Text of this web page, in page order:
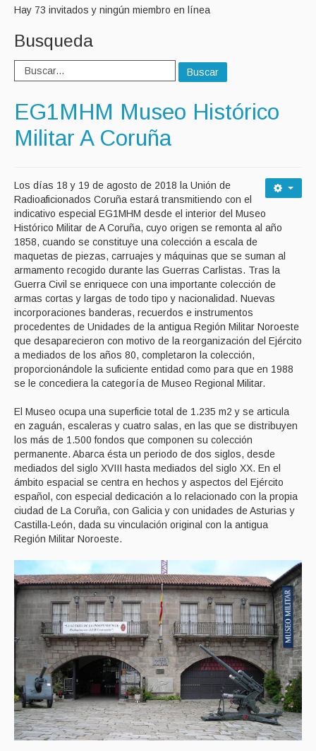
Hay 73 invitados y ningún miembro en línea
Busqueda
Buscar
EG1MHM Museo Histórico
Militar A Coruña
Los días 18 y 19 de agosto de 2018 la Unión de
Radioaficionados Coruña estará transmitiendo con el
indicativo especial EG1MHM desde el interior del Museo
Histórico Militar de A Coruña, cuyo origen se remonta al año
1858, cuando se constituye una colección a escala de
maquetas de piezas, carruajes y máquinas que se suman al
armamento recogido durante las Guerras Carlistas. Tras la
Guerra Civil se enriquece con una importante colección de
armas cortas y largas de todo tipo y nacionalidad. Nuevas
incorporaciones banderas, recuerdos e instrumentos
procedentes de Unidades de la antigua Región Militar Noroeste
que desaparecieron con motivo de la reorganización del Ejército
a mediados de los años 80, completaron la colección,
proporcionándole la suficiente entidad como para que en 1988
se le concediera la categoría de Museo Regional Militar.
El Museo ocupa una superficie total de 1.235 m2 y se articula
en zaguán, escaleras y cuatro salas, en las que se distribuyen
los más de 1.500 fondos que componen su colección
permanente. Abarca ésta un periodo de dos siglos, desde
mediados del siglo XVIII hasta mediados del siglo XX. En el
ámbito espacial se centra en hechos y aspectos del Ejército
español, con especial dedicación a lo relacionado con la propia
ciudad de La Coruña, con Galicia y con unidades de Asturias y
Castilla-León, dada su vinculación original con la antigua
Región Militar Noroeste.